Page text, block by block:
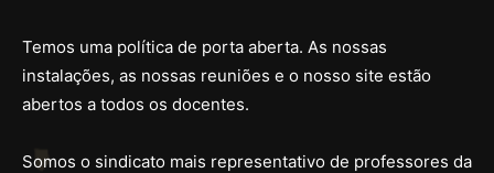
Temos uma política de porta aberta. As nossas
instalações, as nossas reuniões e o nosso site estão
abertos a todos os docentes.
Somos o sindicato mais representativo de professores da